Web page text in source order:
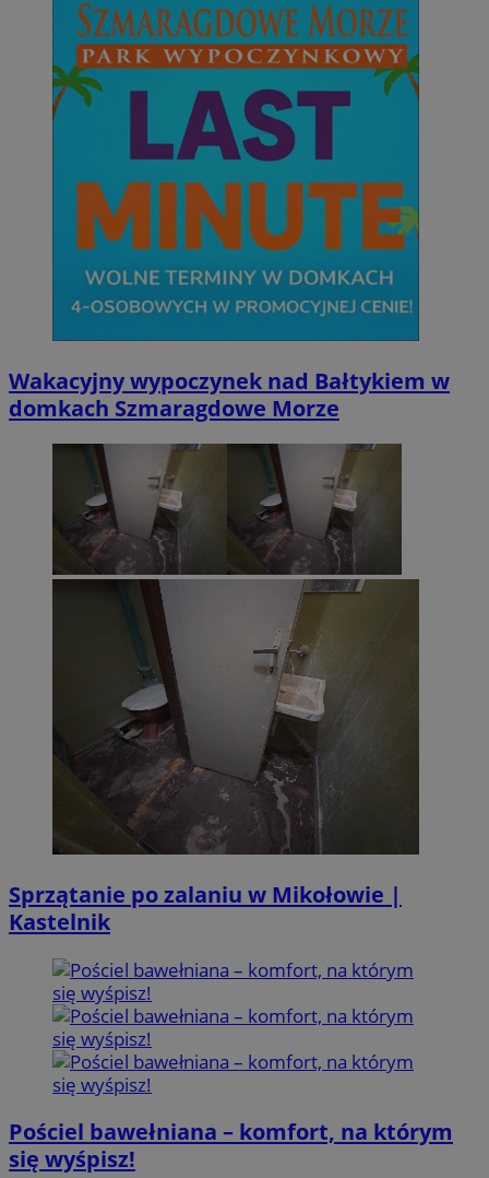
Wakacyjny wypoczynek nad Bałtykiem w
domkach Szmaragdowe Morze
Sprzątanie po zalaniu w Mikołowie |
Kastelnik
Pościel bawełniana – komfort, na którym
się wyśpisz!